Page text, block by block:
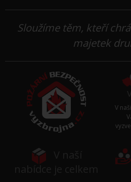
Sloužíme těm, kteří
majetek
V